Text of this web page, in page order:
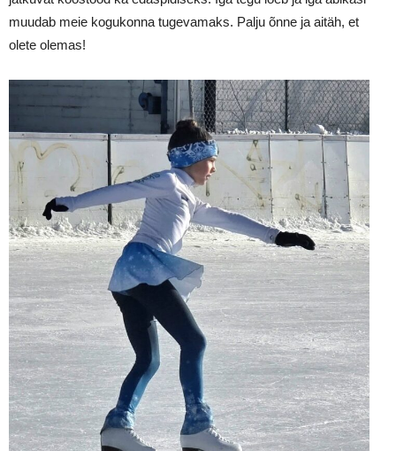
muudab meie kogukonna tugevamaks. Palju õnne ja aitäh, et
olete olemas!